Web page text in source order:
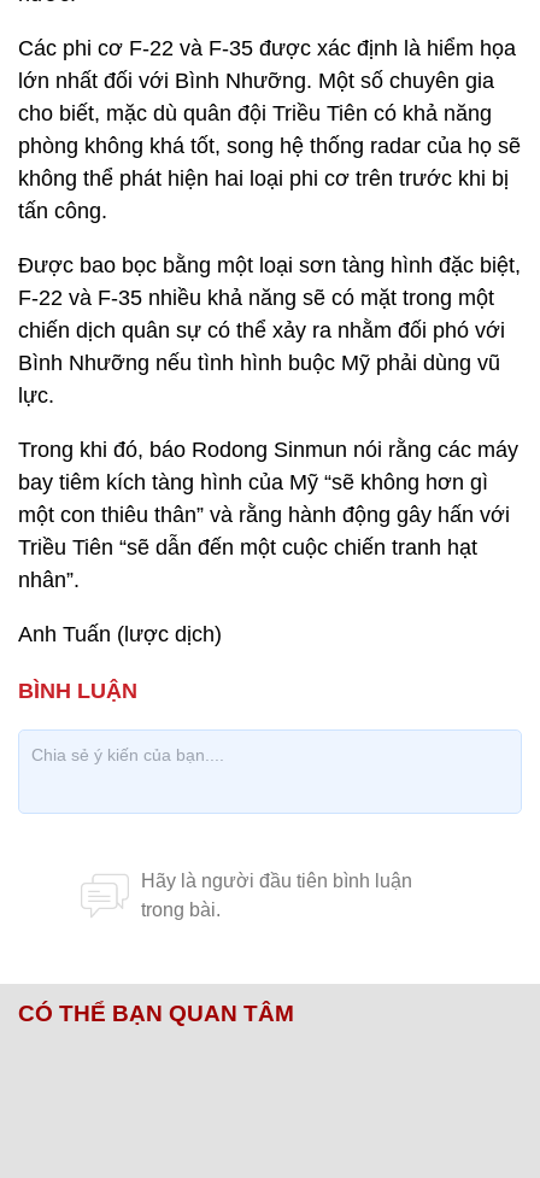
Các phi cơ F-22 và F-35 được xác định là hiểm họa
lớn nhất đối với Bình Nhưỡng. Một số chuyên gia
cho biết, mặc dù quân đội Triều Tiên có khả năng
phòng không khá tốt, song hệ thống radar của họ sẽ
không thể phát hiện hai loại phi cơ trên trước khi bị
tấn công.
Được bao bọc bằng một loại sơn tàng hình đặc biệt,
F-22 và F-35 nhiều khả năng sẽ có mặt trong một
chiến dịch quân sự có thể xảy ra nhằm đối phó với
Bình Nhưỡng nếu tình hình buộc Mỹ phải dùng vũ
lực.
Trong khi đó, báo Rodong Sinmun nói rằng các máy
bay tiêm kích tàng hình của Mỹ “sẽ không hơn gì
một con thiêu thân” và rằng hành động gây hấn với
Triều Tiên “sẽ dẫn đến một cuộc chiến tranh hạt
nhân”.
Anh Tuấn (lược dịch)
CÓ THỂ BẠN QUAN TÂM